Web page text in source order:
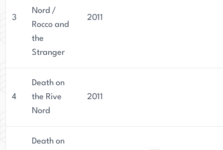
3
Nord /
Rocco and
the
Stranger
2011
4
Death on
the Rive
Nord
2011
Death on